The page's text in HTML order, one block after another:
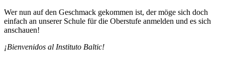
Wer nun auf den Geschmack gekommen ist, der möge sich doch
einfach an unserer Schule für die Oberstufe anmelden und es sich
anschauen!
¡Bienvenidos al Instituto Baltic!